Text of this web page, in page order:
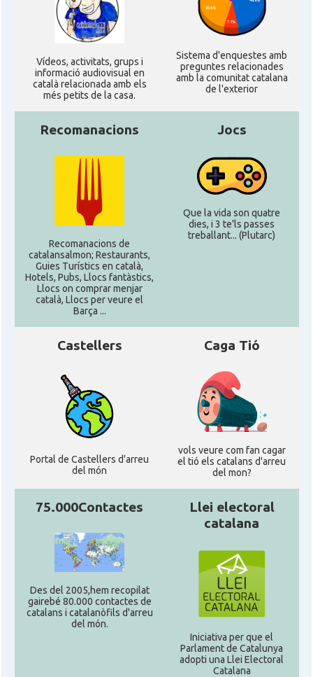
Ví­deos, activitats, grups i
informació audiovisual en
català relacionada amb els
més petits de la casa.
Sistema d'enquestes amb
preguntes relacionades
amb la comunitat catalana
de l'exterior
Recomanacions
Recomanacions de
catalansalmon; Restaurants,
Guies Turístics en català,
Hotels, Pubs, Llocs fantàstics,
Llocs on comprar menjar
català, Llocs per veure el
Barça ...
Jocs
Que la vida son quatre
dies, i 3 te'ls passes
treballant... (Plutarc)
Castellers
Portal de Castellers d'arreu
del món
Caga Tió
vols veure com fan cagar
el tió els catalans d'arreu
del mon?
75.000Contactes
Des del 2005,hem recopilat
gairebé 80.000 contactes de
catalans i catalanòfils d'arreu
del món.
Llei electoral
catalana
Iniciativa per que el
Parlament de Catalunya
adopti una Llei Electoral
Catalana